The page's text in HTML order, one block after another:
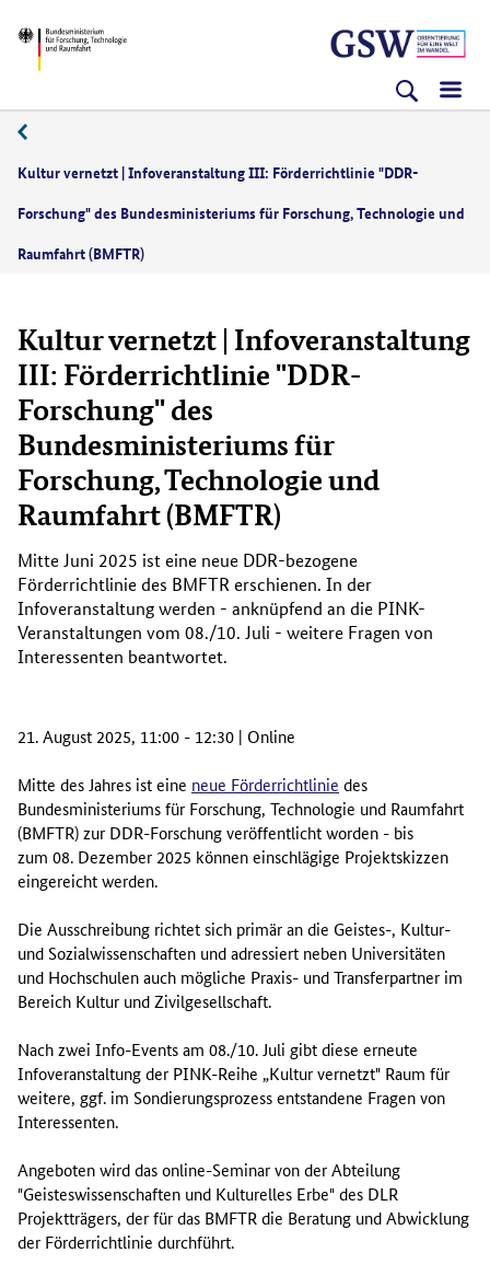
zum
(Eingabetaste)
zum
(Eingabetaste)
zur
(Eingabetaste)
BMFTR
Kultur vernetzt | Infoveranstaltung III: Förderrichtlinie "DDR-
Forschung" des Bundesministeriums für Forschung, Technologie und
Raumfahrt (BMFTR)
Kultur vernetzt | Infoveranstaltung
III: Förderrichtlinie "DDR-
Forschung" des
Bundesministeriums für
Forschung, Technologie und
Raumfahrt (BMFTR)
Mitte Juni 2025 ist eine neue DDR-bezogene
Förderrichtlinie des BMFTR erschienen. In der
Infoveranstaltung werden - anknüpfend an die PINK-
Veranstaltungen vom 08./10. Juli - weitere Fragen von
Interessenten beantwortet.
21. August 2025, 11:00 - 12:30 | Online
Mitte des Jahres ist eine neue Förderrichtlinie des
Bundesministeriums für Forschung, Technologie und Raumfahrt
(BMFTR) zur DDR-Forschung veröffentlicht worden - bis
zum 08. Dezember 2025 können einschlägige Projektskizzen
eingereicht werden.
Die Ausschreibung richtet sich primär an die Geistes-, Kultur-
und Sozialwissenschaften und adressiert neben Universitäten
und Hochschulen auch mögliche Praxis- und Transferpartner im
Bereich Kultur und Zivilgesellschaft.
Nach zwei Info-Events am 08./10. Juli gibt diese erneute
Infoveranstaltung der PINK-Reihe „Kultur vernetzt" Raum für
weitere, ggf. im Sondierungsprozess entstandene Fragen von
Interessenten.
Angeboten wird das online-Seminar von der Abteilung
"Geisteswissenschaften und Kulturelles Erbe" des DLR
Projektträgers, der für das BMFTR die Beratung und Abwicklung
der Förderrichtlinie durchführt.